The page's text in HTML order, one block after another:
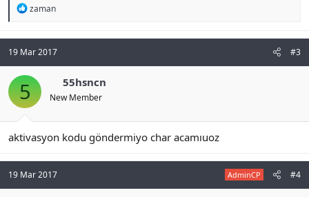
R
c
t
o
n
s
:
zaman
19 Mar 2017 #3
5 55hsncn
New Member
aktivasyon kodu göndermiyo char acamıuoz
19 Mar 2017 AdminCP #4